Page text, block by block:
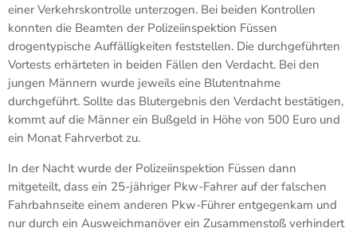
einer Verkehrskontrolle unterzogen. Bei beiden Kontrollen
konnten die Beamten der Polizeiinspektion Füssen
drogentypische Auffälligkeiten feststellen. Die durchgeführten
Vortests erhärteten in beiden Fällen den Verdacht. Bei den
jungen Männern wurde jeweils eine Blutentnahme
durchgeführt. Sollte das Blutergebnis den Verdacht bestätigen,
kommt auf die Männer ein Bußgeld in Höhe von 500 Euro und
ein Monat Fahrverbot zu.
In der Nacht wurde der Polizeiinspektion Füssen dann
mitgeteilt, dass ein 25-jähriger Pkw-Fahrer auf der falschen
Fahrbahnseite einem anderen Pkw-Führer entgegenkam und
nur durch ein Ausweichmanöver ein Zusammenstoß verhindert